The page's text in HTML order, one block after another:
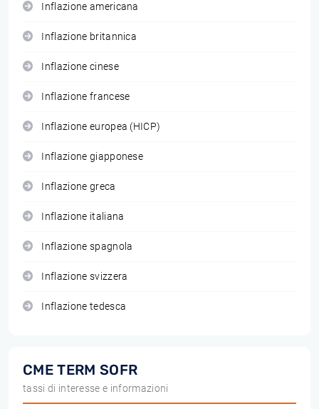
Inflazione americana
Inflazione britannica
Inflazione cinese
Inflazione francese
Inflazione europea (HICP)
Inflazione giapponese
Inflazione greca
Inflazione italiana
Inflazione spagnola
Inflazione svizzera
Inflazione tedesca
CME TERM SOFR
tassi di interesse e informazioni